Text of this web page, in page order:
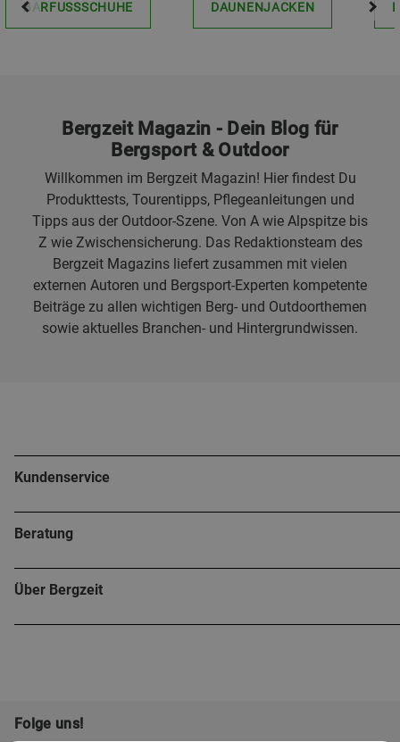
BARFUSSSCHUHE DAUNENJACKEN
Bergzeit Magazin - Dein Blog für
Bergsport & Outdoor
Willkommen im Bergzeit Magazin! Hier findest Du
Produkttests, Tourentipps, Pflegeanleitungen und
Tipps aus der Outdoor-Szene. Von A wie Alpspitze bis
Z wie Zwischensicherung. Das Redaktionsteam des
Bergzeit Magazins liefert zusammen mit vielen
externen Autoren und Bergsport-Experten kompetente
Beiträge zu allen wichtigen Berg- und Outdoorthemen
sowie aktuelles Branchen- und Hintergrundwissen.
Kundenservice
Beratung
Über Bergzeit
Folge uns!